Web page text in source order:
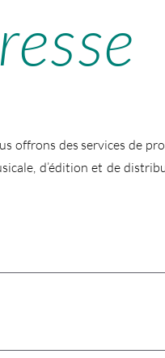
resse
offrons des services de
d’édition et de